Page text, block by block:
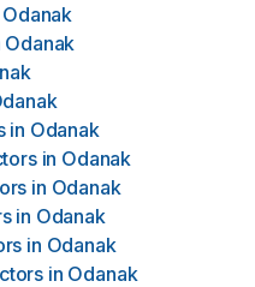
Odanak
Odanak
in Odanak
in Odanak
in Odanak
in Odanak
in Odanak
in Odanak